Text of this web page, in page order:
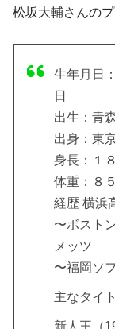
松坂大輔さんの
生年月日
日
出生：青
出身：東
身長：１
体重：８
経歴 横浜
〜ボスト
メッツ
〜福岡ソ
主なタイ
新人王（